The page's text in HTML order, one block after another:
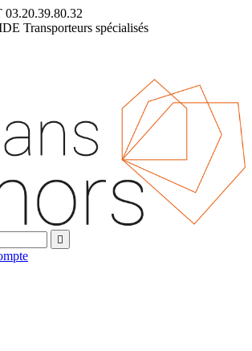
03.20.39.80.32
Transporteurs spécialisés
